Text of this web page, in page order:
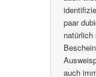
paar
natürlich
auch